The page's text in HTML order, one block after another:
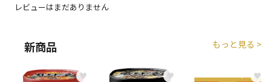
レビューはまだありません
新商品 もっと見る >
♥ ♥ ♥